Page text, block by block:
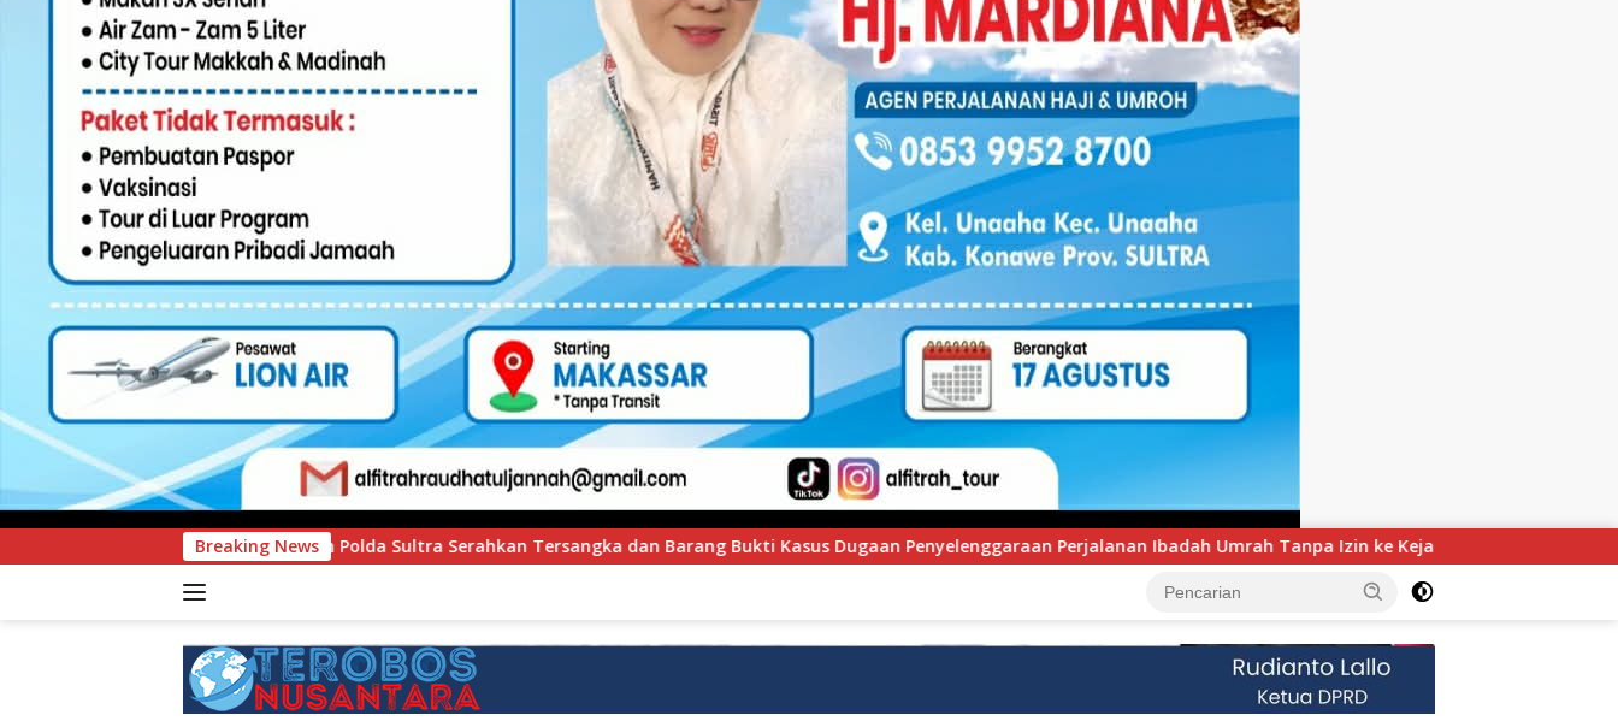
Breaking News
Polda Sultra Serahkan Tersangka dan Barang Bukti Kasus Dugaan Penyelenggaraan Perjalanan Ibadah Umrah Tanpa Izin ke Kejaksaan UNIMEN Tambah Delapan Program Studi